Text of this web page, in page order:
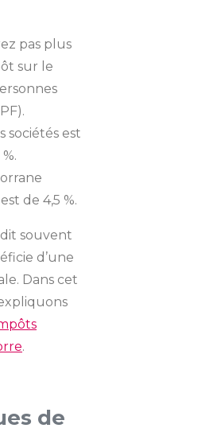
pas plus
sur le
sociétés est
de 4,5 %.
souvent
d’une
Dans cet
.
de